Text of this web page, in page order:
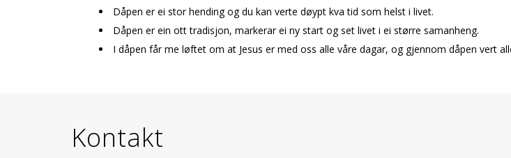
Dåpen er ei stor hending og du kan verte døypt kva tid som helst i livet.
Dåpen er ein flott tradisjon, markerar ei ny start og set livet i ei større samanheng.
I dåpen får me løftet om at Jesus er med oss alle våre dagar, og gjennom dåpen vert
Kontakt